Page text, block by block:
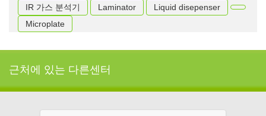
IR 가스 분석기
Laminator
Liquid disepenser
Microplate
근처에 있는 다른센터